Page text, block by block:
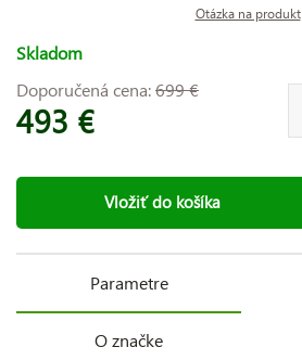
Otázka na produkt
Skladom
Doporučená cena:699 €
493 €
Vložiť do košíka
Parametre
O značke